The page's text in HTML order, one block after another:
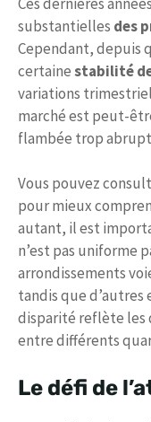
substantielles des
Cependant, depuis
certainestabilité
variations
marché est peut-
flambée trop
Vous pouvez
pour mieux
autant, il est
n’est pas uniforme
arrondissements
tandis que d’autres
disparité reflète les
entre différents
Le défi de